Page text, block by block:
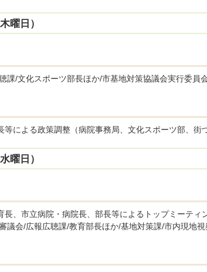
曜日）
課/文化スポーツ部長ほか/市基地対策協議会実行委員
等による政策調整（病院事務局、文化スポーツ部、街
曜日）
長、市立病院・病院長、部長等によるトップミーティ
議会/広報広聴課/教育部長ほか/基地対策課/市内現地視